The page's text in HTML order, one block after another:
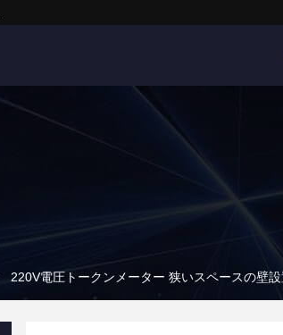
220V電圧トークンメーター 狭いスペースの壁